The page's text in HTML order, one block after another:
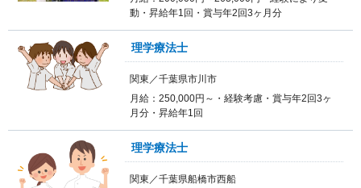
動・昇給年1回・賞与年2回3ヶ月分
理学療法士
関東／千葉県市川市
月給：250,000円～・経験考慮・賞与年2回3ヶ
月分・昇給年1回
理学療法士
関東／千葉県船橋市西船